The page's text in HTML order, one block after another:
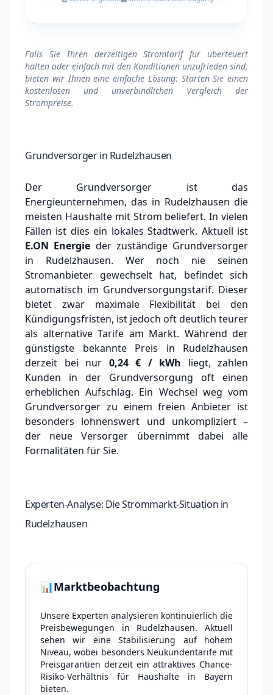
Falls Sie Ihren derzeitigen Stromtarif für überteuert
halten oder einfach mit den Konditionen unzufrieden sind,
bieten wir Ihnen eine einfache Lösung: Starten Sie einen
kostenlosen und unverbindlichen Vergleich der
Strompreise.
Grundversorger in Rudelzhausen
Der Grundversorger ist das
Energieunternehmen, das in Rudelzhausen die
meisten Haushalte mit Strom beliefert. In vielen
Fällen ist dies ein lokales Stadtwerk. Aktuell ist
E.ON Energie der zuständige Grundversorger
in Rudelzhausen. Wer noch nie seinen
Stromanbieter gewechselt hat, befindet sich
automatisch im Grundversorgungstarif. Dieser
bietet zwar maximale Flexibilität bei den
Kündigungsfristen, ist jedoch oft deutlich teurer
als alternative Tarife am Markt. Während der
günstigste bekannte Preis in Rudelzhausen
derzeit bei nur 0,24 € / kWh liegt, zahlen
Kunden in der Grundversorgung oft einen
erheblichen Aufschlag. Ein Wechsel weg vom
Grundversorger zu einem freien Anbieter ist
besonders lohnenswert und unkompliziert –
der neue Versorger übernimmt dabei alle
Formalitäten für Sie.
Experten-Analyse: Die Strommarkt-Situation in
Rudelzhausen
📊Marktbeobachtung
Unsere Experten analysieren kontinuierlich die
Preisbewegungen in Rudelzhausen. Aktuell
sehen wir eine Stabilisierung auf hohem
Niveau, wobei besonders Neukundentarife mit
Preisgarantien derzeit ein attraktives Chance-
Risiko-Verhältnis für Haushalte in Bayern
bieten.